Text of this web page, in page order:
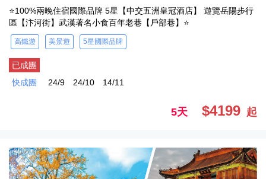
⭐100%兩晚住宿國際品牌 5星【中交五洲皇冠酒店】 遊覽岳陽步行
區【汴河街】武漢著名小食百年老巷【戶部巷】⭐
高鐵遊 美景遊 5星國際品牌
已成團
快成團
24/9 24/10 14/11
5天 $4199 起